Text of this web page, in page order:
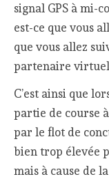
signal GPS à mi-
est-ce que vous
que vous allez
partenaire
C’est ainsi que
partie de course
par le flot de
bien trop élevée
mais à cause de